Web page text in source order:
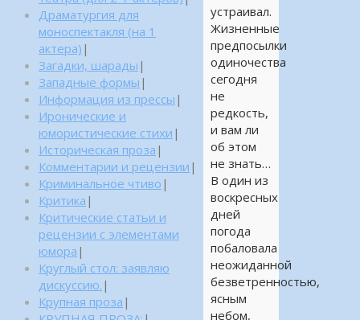
устраивал.
Жизненные
предпосылки
одиночества
сегодня
не
редкость,
и вам ли
об этом
не знать…
В один из
воскресных
дней
погода
побаловала
неожиданной
безветренностью,
ясным
небом,
Драматургия для
моноспектакля (на 1
актера) |
Загадки, шарады |
Западные формы |
Информация из прессы |
Иронические и
юмористические стихи |
Историческая проза |
Комментарии и рецензии |
Криминальное чтиво |
Критика |
Критические статьи и
рецензии с элементами
юмора |
Круглый стол: заявляю
дискуссию. |
Крупная проза |